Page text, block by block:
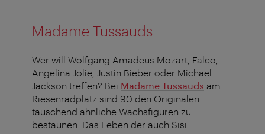
Madame Tussauds
Wer will Wolfgang Amadeus Mozart, Falco,
Angelina Jolie, Justin Bieber oder Michael
Jackson treffen? Bei Madame Tussauds am
Riesenradplatz sind 90 den Originalen
täuschend ähnliche Wachsfiguren zu
bestaunen. Das Leben der auch Sisi